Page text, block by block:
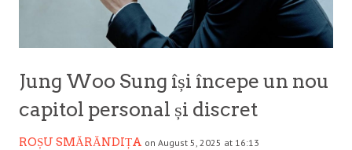
Jung Woo Sung își începe un nou
capitol personal și discret
ROȘU SMĂRĂNDIȚA on August 5, 2025 at 16:13